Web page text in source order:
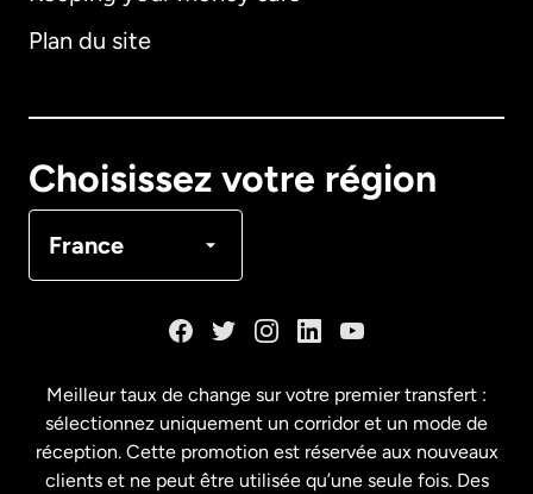
Plan du site
Choisissez votre région
France
Français
États-Unis English
Meilleur taux de change sur votre premier transfert :
sélectionnez uniquement un corridor et un mode de
réception. Cette promotion est réservée aux nouveaux
clients et ne peut être utilisée qu’une seule fois. Des